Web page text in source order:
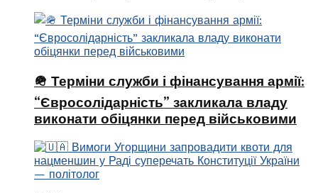
🪖 Терміни служби і фінансування армії:
“Євросолідарність” закликала владу
виконати обіцянки перед військовими